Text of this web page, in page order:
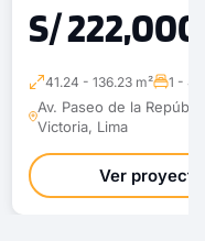
S/ 222,000
41.24 - 136.23 m² 1 - 4
Av. Paseo de la
Victoria, Lima
Ver proyecto